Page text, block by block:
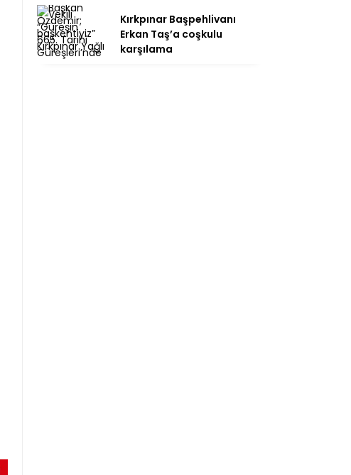
Kırkpınar Başpehlivanı
Erkan Taş’a coşkulu
karşılama